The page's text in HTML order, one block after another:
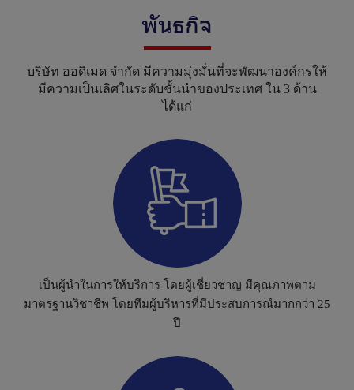
พันธกิจ
บริษัท ออดิเมด จำกัด มีความมุ่งมั่นที่จะพัฒนาองค์กรให้
มีความเป็นเลิศในระดับชั้นนำของประเทศ ใน 3 ด้าน
ได้แก่
เป็นผู้นำในการให้บริการ โดยผู้เชี่ยวชาญ มีคุณภาพตาม
มาตรฐานวิชาชีพ โดยทีมผู้บริหารที่มีประสบการณ์มากกว่า 25
ปี